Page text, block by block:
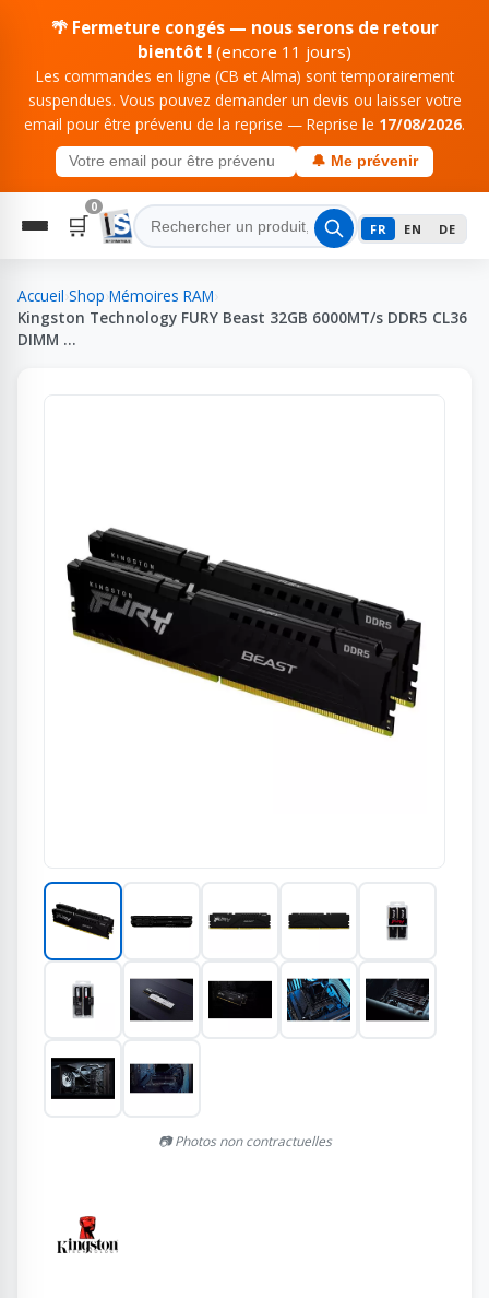
🌴 Fermeture congés — nous serons de retour
bientôt ! (encore 11 jours)
Les commandes en ligne (CB et Alma) sont temporairement
suspendues. Vous pouvez demander un devis ou laisser votre
email pour être prévenu de la reprise — Reprise le 17/08/2026.
🔔 Me prévenir
🛒
0
FR EN DE
Accueil Shop Mémoires RAM
Kingston Technology FURY Beast 32GB 6000MT/s DDR5 CL36
DIMM …
📷 Photos non contractuelles